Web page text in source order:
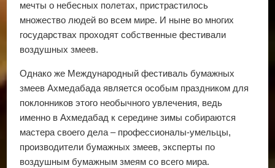
мечты о небесных полетах, пристрастилось
множество людей во всем мире. И ныне во многих
государствах проходят собственные фестивали
воздушных змеев.
Однако же Международный фестиваль бумажных
змеев Ахмедабада является особым праздником для
поклонников этого необычного увлечения, ведь
именно в Ахмедабад к середине зимы собираются
мастера своего дела – профессионалы-умельцы,
производители бумажных змеев, эксперты по
воздушным бумажным змеям со всего мира.